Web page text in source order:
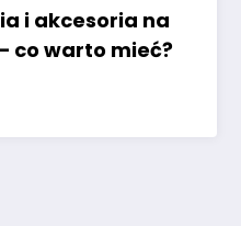
i akcesoria na
co warto mieć?